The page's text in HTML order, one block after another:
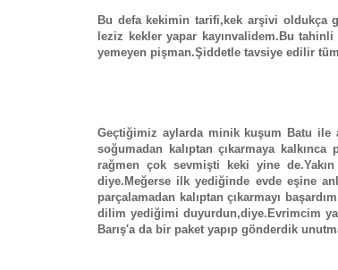
Bu defa kekimin tarifi,kek arşivi oldukça
leziz kekler yapar kayınvalidem.Bu
yemeyen pişman.Şiddetle tavsiye edilir
Geçtiğimiz aylarda minik kuşum Batu ile
soğumadan kalıptan çıkarmaya
rağmen çok sevmişti keki yine
diye.Meğerse ilk yediğinde evde eşine
parçalamadan kalıptan çıkarmayı
dilim yediğimi duyurdun,diye.Evrimcim
Barış'a da bir paket yapıp gönderdik